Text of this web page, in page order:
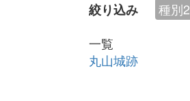
絞り込み 種別2
一覧
丸山城跡